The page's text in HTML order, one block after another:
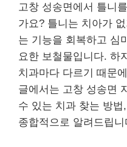
고창 성송면에서 틀니
가요? 틀니는 치아가
는 기능을 회복하고 심
요한 보철물입니다. 하
치과마다 다르기 때문
글에서는 고창 성송면
수 있는 치과 찾는 방
종합적으로 알려드립니